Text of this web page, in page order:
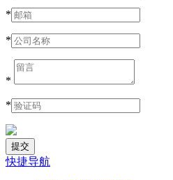
*
*
*
*
快捷导航